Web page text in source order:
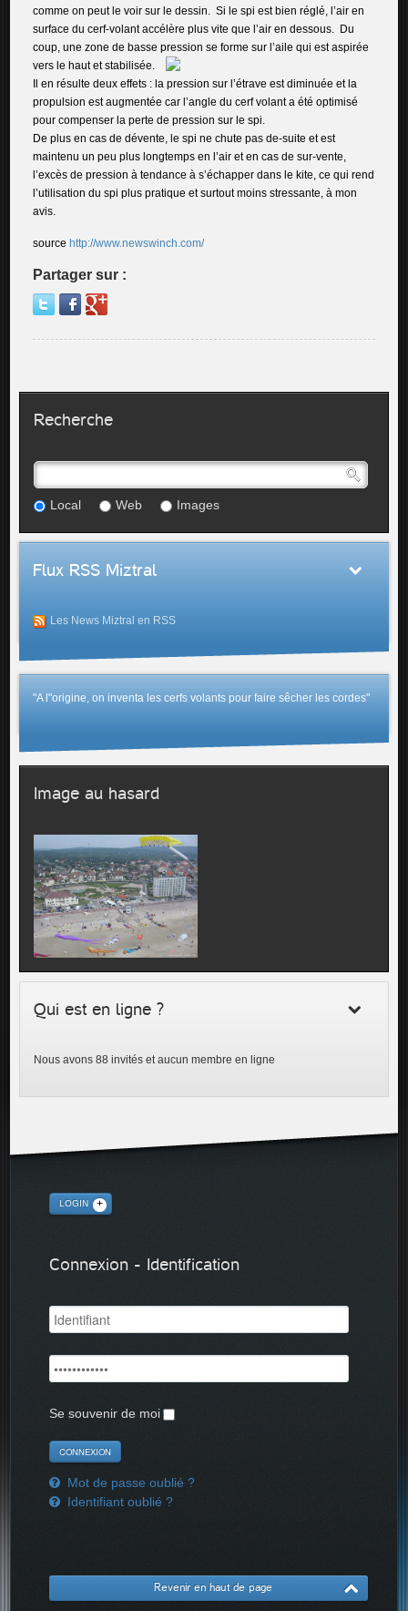
comme on peut le voir sur le dessin. Si le spi est bien réglé, l’air en
surface du cerf-volant accélère plus vite que l’air en dessous. Du
coup, une zone de basse pression se forme sur l’aile qui est aspirée
vers le haut et stabilisée.
Il en résulte deux effets : la pression sur l’étrave est diminuée et la
propulsion est augmentée car l’angle du cerf volant a été optimisé
pour compenser la perte de pression sur le spi.
De plus en cas de dévente, le spi ne chute pas de-suite et est
maintenu un peu plus longtemps en l’air et en cas de sur-vente,
l’excès de pression à tendance à s’échapper dans le kite, ce qui rend
l’utilisation du spi plus pratique et surtout moins stressante, à mon
avis.
source http://www.newswinch.com/
Partager sur :
Recherche
Local Web Images
Flux RSS Miztral
Les News Miztral en RSS
"A l"origine, on inventa les cerfs volants pour faire sêcher les cordes"
Image au hasard
Qui est en ligne ?
Nous avons 88 invités et aucun membre en ligne
LOGIN
Connexion - Identification
Se souvenir de moi
Mot de passe oublié ?
Identifiant oublié ?
Revenir en haut de page